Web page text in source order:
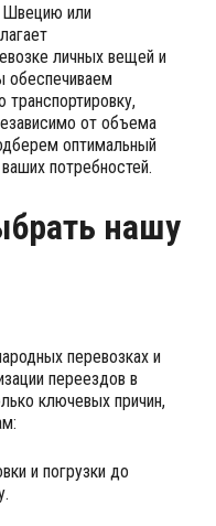
Швецию или
личных вещей и
обеспечиваем
от объема
оптимальный
потребностей.
нашу
перевозках и
переездов в
ключевых причин,
и погрузки до